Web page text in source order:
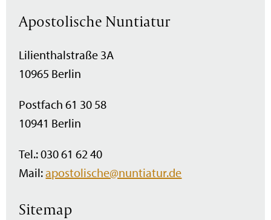
Apostolische Nuntiatur
Lilienthalstraße 3A
10965 Berlin
Postfach 61 30 58
10941 Berlin
Tel.: 030 61 62 40
Mail:apostolische@nuntiatur.de
Sitemap